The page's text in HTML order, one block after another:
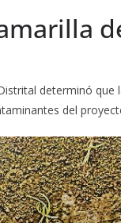
determinó
del